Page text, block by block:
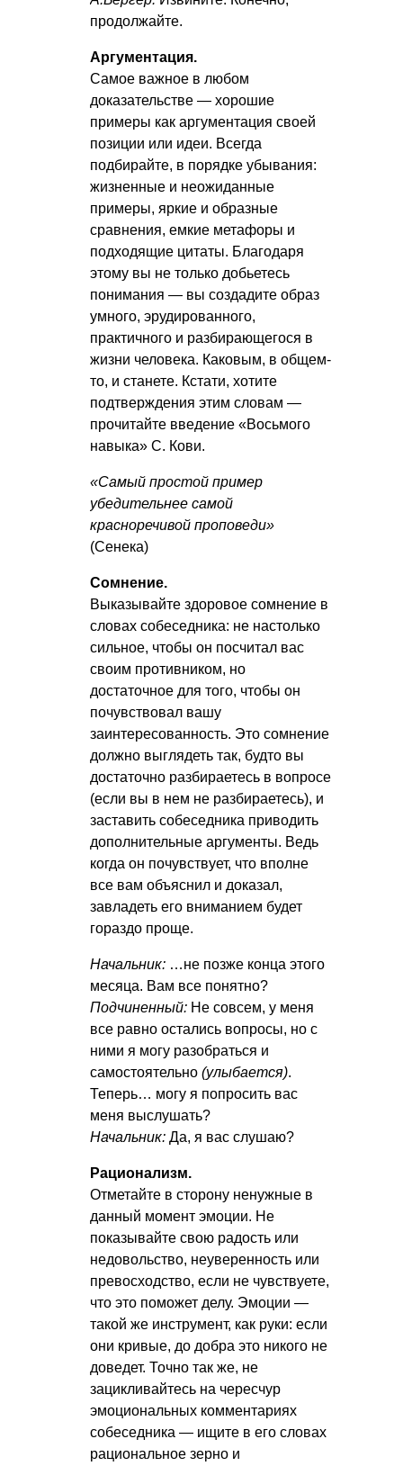
продолжайте.
Аргументация.
Самое важное в любом
доказательстве — хорошие
примеры как аргументация своей
позиции или идеи. Всегда
подбирайте, в порядке убывания:
жизненные и неожиданные
примеры, яркие и образные
сравнения, емкие метафоры и
подходящие цитаты. Благодаря
этому вы не только добьетесь
понимания — вы создадите образ
умного, эрудированного,
практичного и разбирающегося в
жизни человека. Каковым, в общем-
то, и станете. Кстати, хотите
подтверждения этим словам —
прочитайте введение «Восьмого
навыка» С. Кови.
«Самый простой пример
убедительнее самой
красноречивой проповеди»
(Сенека)
Сомнение.
Выказывайте здоровое сомнение в
словах собеседника: не настолько
сильное, чтобы он посчитал вас
своим противником, но
достаточное для того, чтобы он
почувствовал вашу
заинтересованность. Это сомнение
должно выглядеть так, будто вы
достаточно разбираетесь в вопросе
(если вы в нем не разбираетесь), и
заставить собеседника приводить
дополнительные аргументы. Ведь
когда он почувствует, что вполне
все вам объяснил и доказал,
завладеть его вниманием будет
гораздо проще.
Начальник: …не позже конца этого
месяца. Вам все понятно?
Подчиненный: Не совсем, у меня
все равно остались вопросы, но с
ними я могу разобраться и
самостоятельно (улыбается).
Теперь… могу я попросить вас
меня выслушать?
Начальник: Да, я вас слушаю?
Рационализм.
Отметайте в сторону ненужные в
данный момент эмоции. Не
показывайте свою радость или
недовольство, неуверенность или
превосходство, если не чувствуете,
что это поможет делу. Эмоции —
такой же инструмент, как руки: если
они кривые, до добра это никого не
доведет. Точно так же, не
зацикливайтесь на чересчур
эмоциональных комментариях
собеседника — ищите в его словах
рациональное зерно и